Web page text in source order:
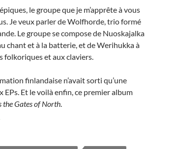
le groupe que je m’apprête à vous
Je veux parler de Wolfhorde, trio formé
Le groupe se compose de Nuoskajalka
chant et à la batterie, et de Werihukka à
folkoriques et aux claviers.
finlandaise n’avait sorti qu’une
EPs. Et le voilà enfin, ce premier album
the Gates of North.
– Towards the Gates of North